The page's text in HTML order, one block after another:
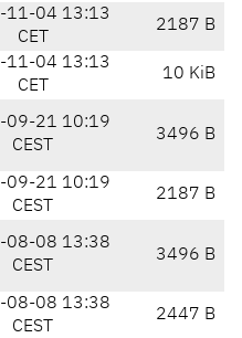
11-04 13:13
CET
2187 B
11-04 13:13
CET
10 KiB
09-21 10:19
CEST
3496 B
09-21 10:19
CEST
2187 B
08-08 13:38
CEST
3496 B
08-08 13:38
CEST
2447 B